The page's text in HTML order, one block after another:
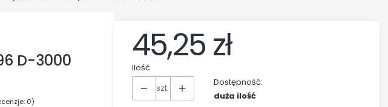
D-3000
0)
45,25 zł
Ilość
szt
Dostępność:
duża ilość